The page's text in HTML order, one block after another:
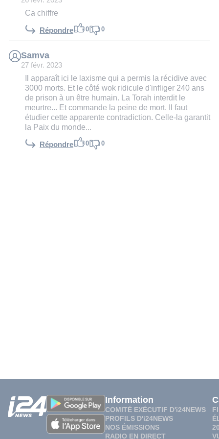
Ca chiffre
Répondre 0 0
Samva
27 févr. 2023
Il apparaît ici le laxisme qui a permis la récidive avec
3000 morts. Et le côté wok ridicule d'infliger 240 ans
de prison à un être humain. La Torah interdit le
meurtre... Et commande la peine de mort. Il faut
étudier cette apparente contradiction. Celle-la garantit
la Paix du monde...
Répondre 0 0
Information
COMITÉ EXÉCUTIF D'i24NEWS
PROFILS D'i24NEWS
NOS ÉMISSIONS
RADIO EN DIRECT